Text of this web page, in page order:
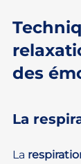
des
La
La